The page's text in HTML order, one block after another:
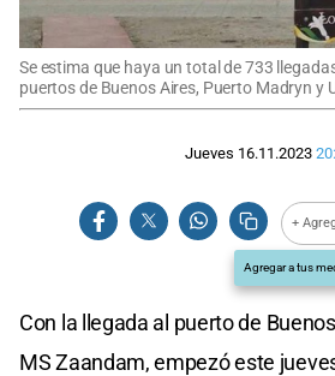
Se estima que haya un total de 733
puertos de Buenos Aires, Puerto Madryn y
Jueves 16.11.2023
+
Agregar a tus
Con la llegada al puerto de
MS Zaandam, empezó este